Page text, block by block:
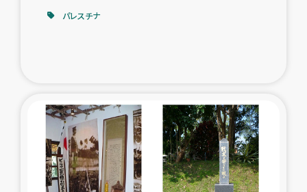
ミャンマー緊急支援
タイ国境ミャンマー移民子ども支援
パレスチナ